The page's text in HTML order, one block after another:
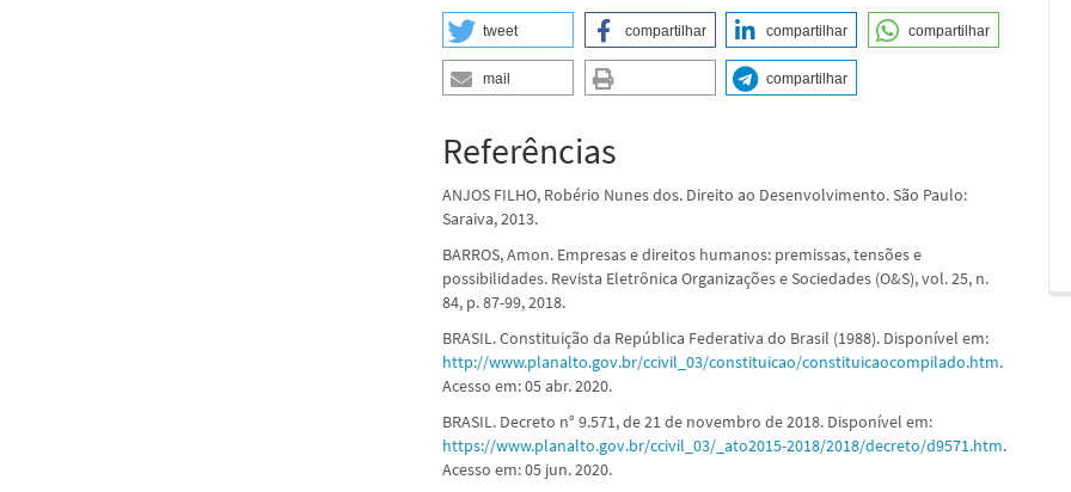
tweet compartilhar compartilhar compartilhar
mail compartilhar
Referências
ANJOS FILHO, Robério Nunes dos. Direito ao Desenvolvimento. São Paulo:
Saraiva, 2013.
BARROS, Amon. Empresas e direitos humanos: premissas, tensões e
possibilidades. Revista Eletrônica Organizações e Sociedades (O&S), vol. 25, n.
84, p. 87-99, 2018.
BRASIL. Constituição da República Federativa do Brasil (1988). Disponível em:
http://www.planalto.gov.br/ccivil_03/constituicao/constituicaocompilado.htm.
Acesso em: 05 abr. 2020.
BRASIL. Decreto n° 9.571, de 21 de novembro de 2018. Disponível em:
https://www.planalto.gov.br/ccivil_03/_ato2015-2018/2018/decreto/d9571.htm.
Acesso em: 05 jun. 2020.